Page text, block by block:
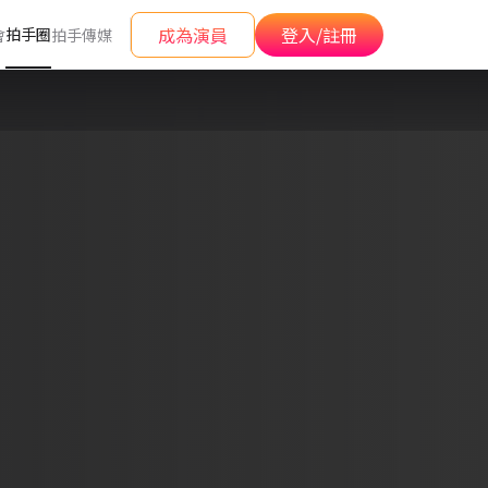
拍手圈拍手傳媒 成為演員 登入/註冊